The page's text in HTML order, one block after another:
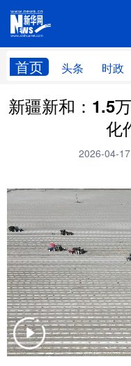
首页 头条 时政
头条 时政
民生
云游新疆 云端悦
人事频道 融媒体
地方频道
北京 天津
辽宁 吉林
新疆新和：1.5
化
2026-04-